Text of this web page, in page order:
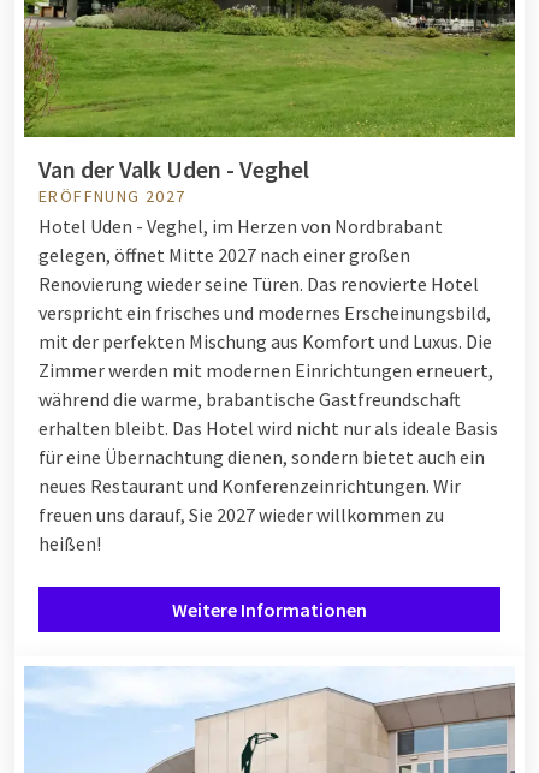
Van der Valk Uden - Veghel
ERÖFFNUNG 2027
Hotel Uden - Veghel, im Herzen von Nordbrabant
gelegen, öffnet Mitte 2027 nach einer großen
Renovierung wieder seine Türen. Das renovierte Hotel
verspricht ein frisches und modernes Erscheinungsbild,
mit der perfekten Mischung aus Komfort und Luxus. Die
Zimmer werden mit modernen Einrichtungen erneuert,
während die warme, brabantische Gastfreundschaft
erhalten bleibt. Das Hotel wird nicht nur als ideale Basis
für eine Übernachtung dienen, sondern bietet auch ein
neues Restaurant und Konferenzeinrichtungen. Wir
freuen uns darauf, Sie 2027 wieder willkommen zu
heißen!
Weitere Informationen